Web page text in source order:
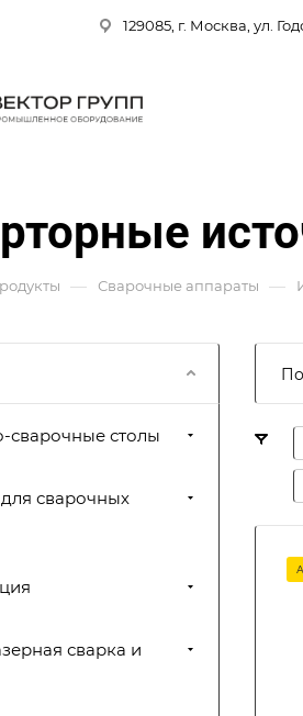
129085, г. Москва, ул.
— Сварочные аппараты —
сварочные столы
сварочных
сварка и